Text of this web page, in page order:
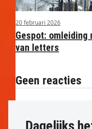
20 februari 2026
Gespot: omleiding
van letters
Geen reacties
Dagelijks